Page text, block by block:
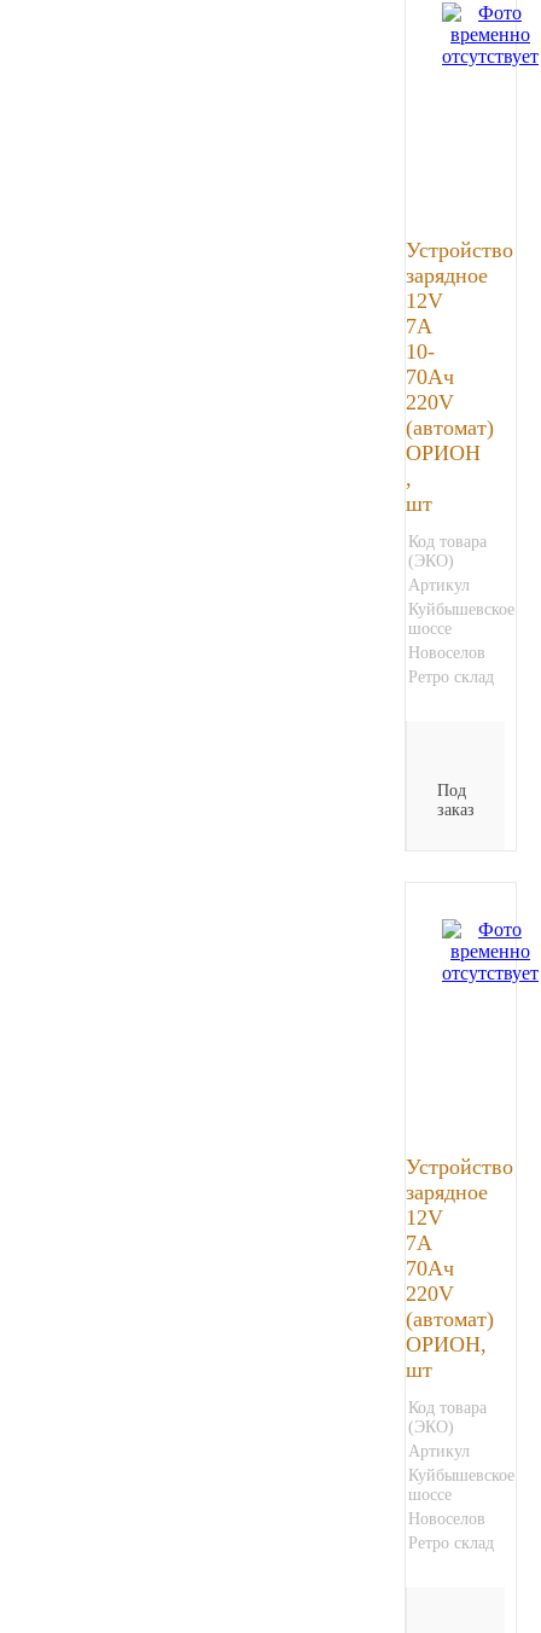
Устройство
зарядное
12V
7А
10-
70Ач
220V
(автомат)
ОРИОН
,
шт
Код товара
(ЭКО)
Артикул
Куйбышевское
шоссе
Новоселов
Ретро склад
Под
заказ
Устройство
зарядное
12V
7A
70Ач
220V
(автомат)
ОРИОН,
шт
Код товара
(ЭКО)
Артикул
Куйбышевское
шоссе
Новоселов
Ретро склад